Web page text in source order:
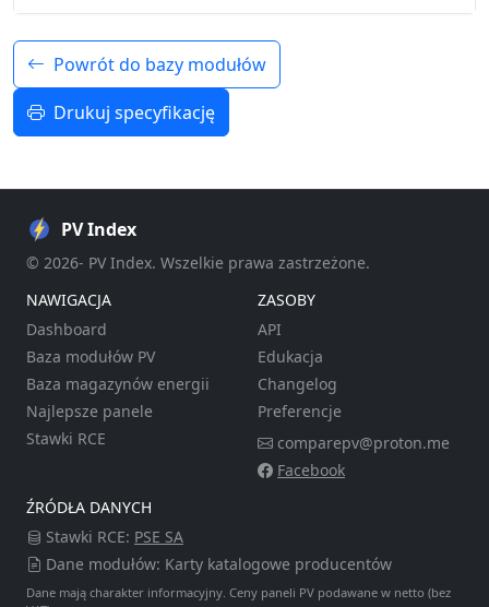
Powrót do bazy modułów
Drukuj specyfikację
PV Index
© 2026- PV Index. Wszelkie prawa zastrzeżone.
NAWIGACJA
Dashboard
Baza modułów PV
Baza magazynów energii
Najlepsze panele
Stawki RCE
ZASOBY
API
Edukacja
Changelog
Preferencje
comparepv@proton.me
Facebook
ŹRÓDŁA DANYCH
Stawki RCE: PSE SA
Dane modułów: Karty katalogowe producentów
Dane mają charakter informacyjny. Ceny paneli PV podawane w netto (bez